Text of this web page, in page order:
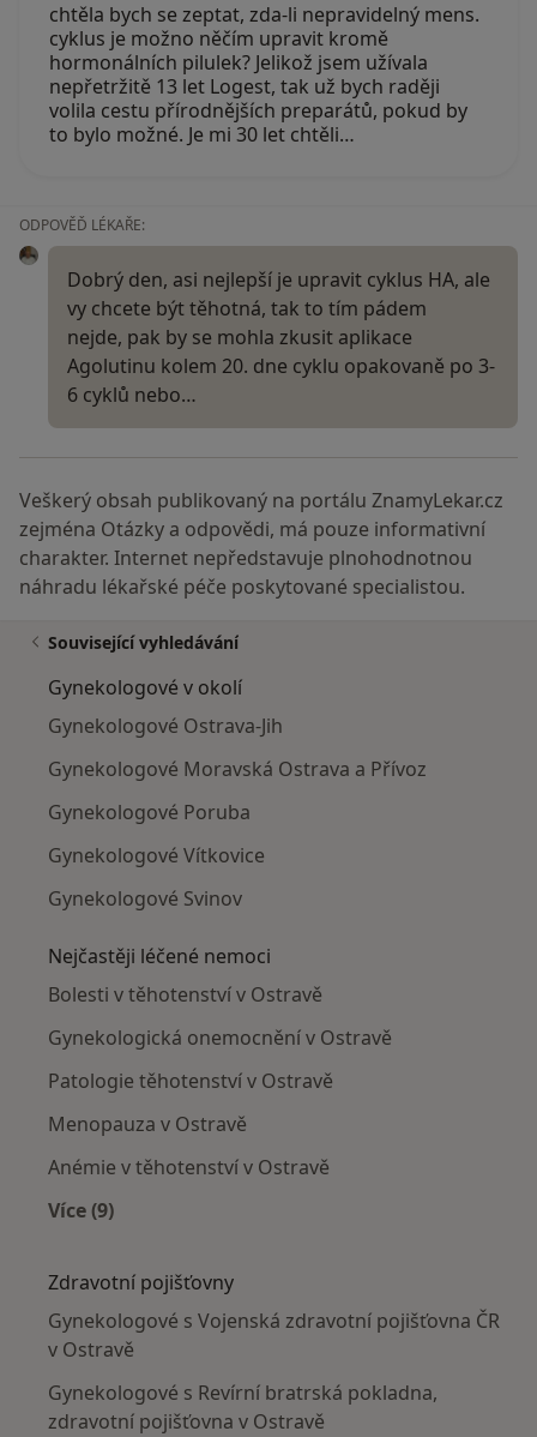
chtěla bych se zeptat, zda-li nepravidelný mens.
cyklus je možno něčím upravit kromě
hormonálních pilulek? Jelikož jsem užívala
nepřetržitě 13 let Logest, tak už bych raději
volila cestu přírodnějších preparátů, pokud by
to bylo možné. Je mi 30 let chtěli…
ODPOVĚĎ LÉKAŘE:
Dobrý den, asi nejlepší je upravit cyklus HA, ale
vy chcete být těhotná, tak to tím pádem
nejde, pak by se mohla zkusit aplikace
Agolutinu kolem 20. dne cyklu opakovaně po 3-
6 cyklů nebo…
Veškerý obsah publikovaný na portálu ZnamyLekar.cz
zejména Otázky a odpovědi, má pouze informativní
charakter. Internet nepředstavuje plnohodnotnou
náhradu lékařské péče poskytované specialistou.
Související vyhledávání
Gynekologové v okolí
Gynekologové Ostrava-Jih
Gynekologové Moravská Ostrava a Přívoz
Gynekologové Poruba
Gynekologové Vítkovice
Gynekologové Svinov
Nejčastěji léčené nemoci
Bolesti v těhotenství v Ostravě
Gynekologická onemocnění v Ostravě
Patologie těhotenství v Ostravě
Menopauza v Ostravě
Anémie v těhotenství v Ostravě
Více (9)
Zdravotní pojišťovny
Gynekologové s Vojenská zdravotní pojišťovna ČR
v Ostravě
Gynekologové s Revírní bratrská pokladna,
zdravotní pojišťovna v Ostravě